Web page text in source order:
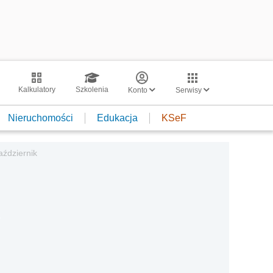
Kalkulatory Szkolenia Konto Serwisy
Nieruchomości Edukacja KSeF